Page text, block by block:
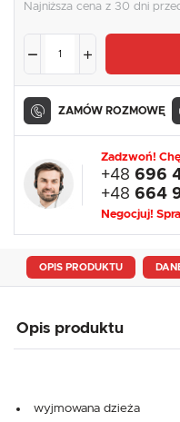
Najniższa cena z 30 dni
ZAMÓW ROZMOWĘ
Zadzwoń!
+48 696
+48 664
Negocjuj!
OPIS PRODUKTU
Opis produktu
wyjmowana dzieża